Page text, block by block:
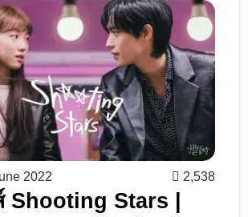
2022 2,538
Shooting Stars |